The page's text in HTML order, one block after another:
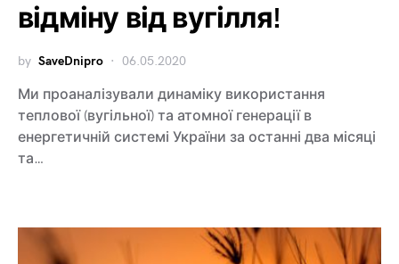
відміну від вугілля!
by SaveDnipro 06.05.2020
Ми проаналізували динаміку використання
теплової (вугільної) та атомної генерації в
енергетичній системі України за останні два місяці
та…